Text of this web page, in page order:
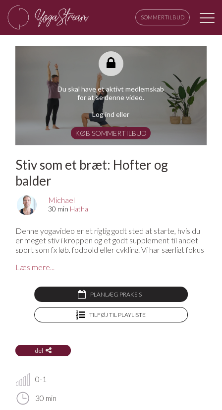
SOMMERTILBUD
Du skal have et aktivt medlemskab
for at se denne video.
Log ind eller
KØB SOMMERTILBUD
del
0-1
30 min
PLANLÆG PRAKSIS
TILFØJ TIL PLAYLISTE
Stiv som et bræt: Hofter og
balder
Michael
30 min Hatha
Denne yogavideo er et rigtig godt sted at starte, hvis du
er meget stiv i kroppen og et godt supplement til andet
sport som fx løb, fodbold eller cykling. Vi har særligt fokus
blive stiv og stram, hvis man f.eks. har meget stillesidende
efter træning.
Mangler du en yogamåtte, en yogabolster, en blok eller
andet udstyr til din praksis? På YogaStream Shop finder
du det lækreste yogatøj og yogaudstyr, og som medlem
Læs mere...